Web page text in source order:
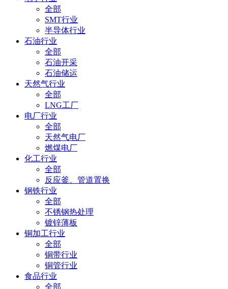
全部
SMT行业
半导体行业
石油行业
全部
石油开采
石油储运
天然气行业
全部
LNG工厂
电厂行业
全部
天然气电厂
燃煤电厂
化工行业
全部
反应釜、管道置换
钢铁行业
全部
不锈钢热处理
镀锌薄板
铜加工行业
全部
铜带行业
铜管行业
食品行业
全部